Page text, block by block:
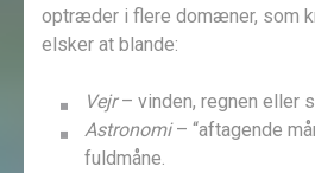
optræder i flere domæner, som
elsker at blande:
Vejr– vinden, regnen eller
Astronomi– “aftagende
fuldmåne.